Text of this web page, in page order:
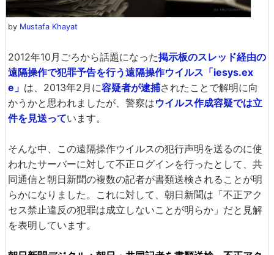
by Mustafa Khayat
2012年10月ごろから話題になった掲示板のスレッド経由の
遠隔操作で犯罪予告を行う遠隔操作ウイルス「iesys.ex
e」 は、2013年2月に容疑者が逮捕されたことで解明に向
かうかと思われましたが、警察はウイルス作成容疑では立
件を見送っています。
そんな中、この遠隔操作ウイルスの犯行声明を送るのに使
われたサーバーに対して不正ログインを行ったとして、共
同通信と朝日新聞の複数の記者が書類送検されることが明
らかになりました。これに対して、朝日新聞は「不正アク
セス禁止違反の犯罪は成立しないことが明らか」だと見解
を表明しています。